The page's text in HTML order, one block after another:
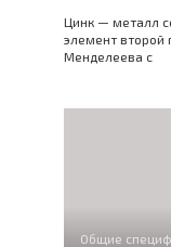
Цинк — металл
элемент второй
Менделеева с
Общие